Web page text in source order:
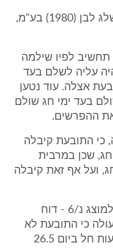
(ע"ע 778/06 איוון מטיאשצ'וק נ. שלג לבן (1980) בע"מ,
תחשיב לפיו שילמה
בעוד שהיה עליה לשלם בעד
אצלה. עוד נטען
בעד ימי חג שולם
ההפרשים.
כי התובעת קיבלה
שלא כדין בגין 14 ימי חג, שכן במרבית
ועל אף זאת קיבלה
להוכחת טענתה הפנתה הנתבעת למוצג נ/6 - דוח
מאי 2004 וממנו עולה כי התובעת לא
עבדה ביום 25.5, בעוד שחג השבועות חל ביום 26.5